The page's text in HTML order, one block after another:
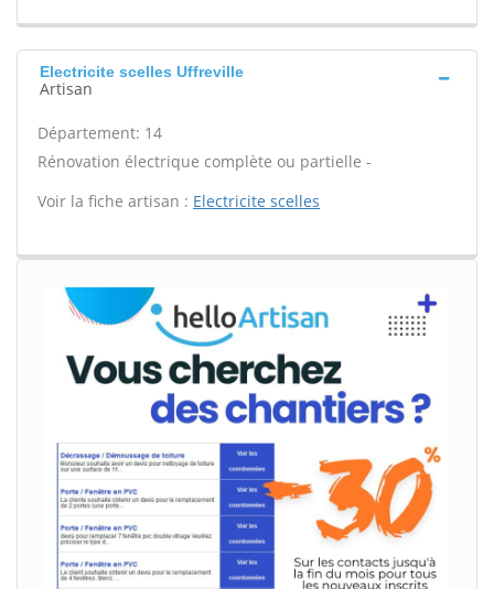
Electricite scelles Uffreville
Artisan
Département: 14
Rénovation électrique complète ou partielle -
Voir la fiche artisan : Electricite scelles